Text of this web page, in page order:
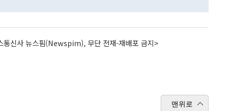
통신사 뉴스핌(Newspim), 무단 전재-재배포 금지>
맨위로